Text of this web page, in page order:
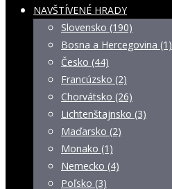
NAVŠTÍVENÉ HRADY
Slovensko (190)
Bosna a Hercegovina (1)
Česko (44)
Francúzsko (2)
Chorvátsko (26)
Lichtenštajnsko (3)
Maďarsko (2)
Monako (1)
Nemecko (4)
Poľsko (3)